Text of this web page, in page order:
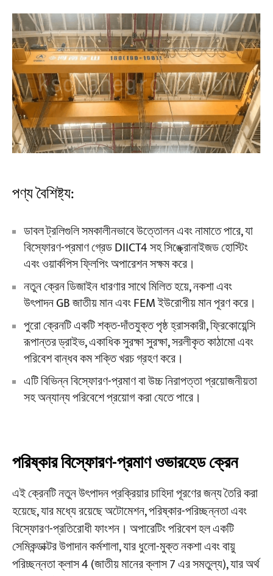
পণ্য বৈশিষ্ট্য:
ডাবল ট্রলিগুলি সমকালীনভাবে উত্তোলন এবং নামাতে পারে, যা
বিস্ফোরণ-প্রমাণ গ্রেড DIICT4 সহ সিঙ্ক্রোনাইজড হোস্টিং
এবং ওয়ার্কপিস ফ্লিপিং অপারেশন সক্ষম করে।
নতুন ক্রেন ডিজাইন ধারণার সাথে মিলিত হয়ে, নকশা এবং
উৎপাদন GB জাতীয় মান এবং FEM ইউরোপীয় মান পূরণ করে।
পুরো ক্রেনটি একটি শক্ত-দাঁতযুক্ত পৃষ্ঠ হ্রাসকারী, ফ্রিকোয়েন্সি
রূপান্তর ড্রাইভ, একাধিক সুরক্ষা সুরক্ষা, সরলীকৃত কাঠামো এবং
পরিবেশ বান্ধব কম শক্তি খরচ গ্রহণ করে।
এটি বিভিন্ন বিস্ফোরণ-প্রমাণ বা উচ্চ নিরাপত্তা প্রয়োজনীয়তা
সহ অন্যান্য পরিবেশে প্রয়োগ করা যেতে পারে।
পরিষ্কার বিস্ফোরণ-প্রমাণ ওভারহেড ক্রেন
এই ক্রেনটি নতুন উৎপাদন প্রক্রিয়ার চাহিদা পূরণের জন্য তৈরি করা
হয়েছে, যার মধ্যে রয়েছে অটোমেশন, পরিষ্কার-পরিচ্ছন্নতা এবং
বিস্ফোরণ-প্রতিরোধী ফাংশন। অপারেটিং পরিবেশ হল একটি
সেমিকন্ডাক্টর উপাদান কর্মশালা, যার ধুলো-মুক্ত নকশা এবং বায়ু
পরিচ্ছন্নতা ক্লাস 4 (জাতীয় মানের ক্লাস 7 এর সমতুল্য), যার অর্থ